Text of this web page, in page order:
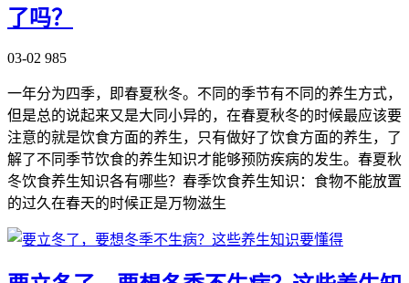
了吗？
03-02 985
一年分为四季，即春夏秋冬。不同的季节有不同的养生方式，
但是总的说起来又是大同小异的，在春夏秋冬的时候最应该要
注意的就是饮食方面的养生，只有做好了饮食方面的养生，了
解了不同季节饮食的养生知识才能够预防疾病的发生。春夏秋
冬饮食养生知识各有哪些？春季饮食养生知识：食物不能放置
的过久在春天的时候正是万物滋生